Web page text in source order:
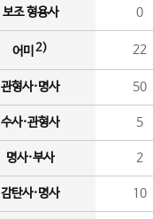
보조 형용사 0
어미 2) 22
관형사·명사 50
수사·관형사 5
명사·부사 2
감탄사·명사 10